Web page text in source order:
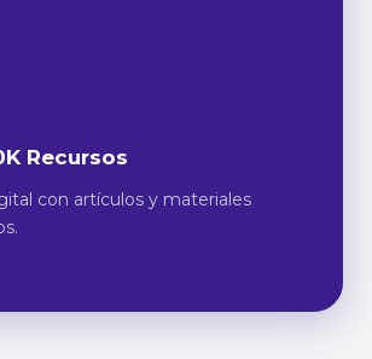
con artículos y materiales